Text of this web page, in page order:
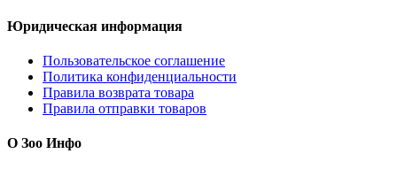
Юридическая информация
Пользовательское соглашение
Политика конфиденциальности
Правила возврата товара
Правила отправки товаров
О Зоо Инфо